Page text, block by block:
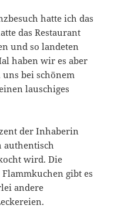
hatte ich das
das Restaurant
und so landeten
haben wir es aber
bei schönem
lauschiges
der Inhaberin
authentisch
wird. Die
gibt es
andere